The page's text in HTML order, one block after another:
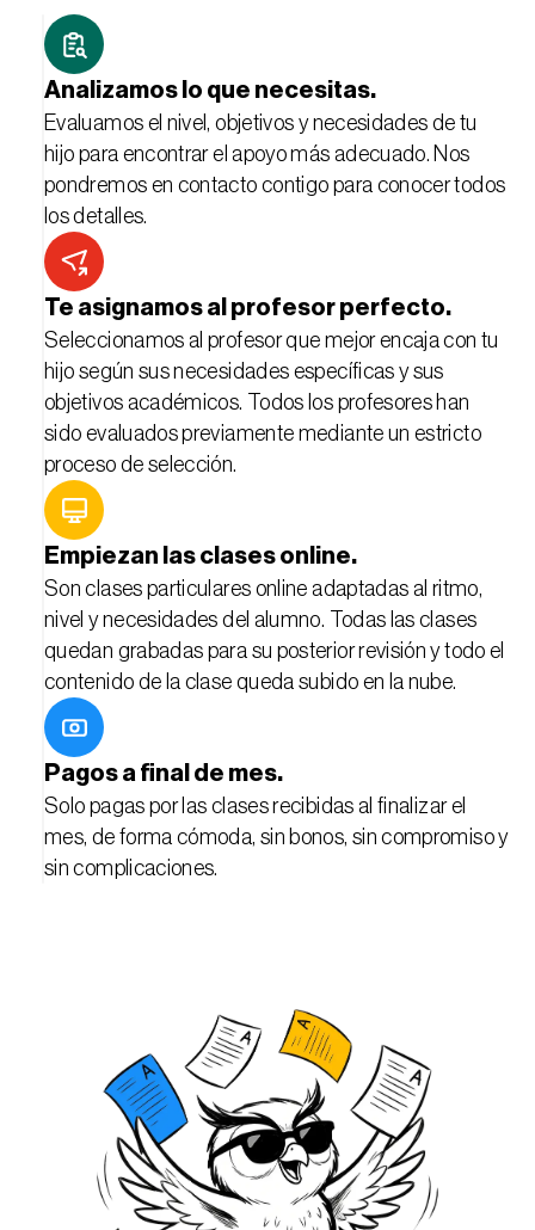
Analizamos lo que necesitas.
Evaluamos el nivel, objetivos y necesidades de tu
hijo para encontrar el apoyo más adecuado. Nos
pondremos en contacto contigo para conocer todos
los detalles.
Te asignamos al profesor perfecto.
Seleccionamos al profesor que mejor encaja con tu
hijo según sus necesidades específicas y sus
objetivos académicos. Todos los profesores han
sido evaluados previamente mediante un estricto
proceso de selección.
Empiezan las clases online.
Son clases particulares online adaptadas al ritmo,
nivel y necesidades del alumno. Todas las clases
quedan grabadas para su posterior revisión y todo el
contenido de la clase queda subido en la nube.
Pagos a final de mes.
Solo pagas por las clases recibidas al finalizar el
mes, de forma cómoda, sin bonos, sin compromiso y
sin complicaciones.